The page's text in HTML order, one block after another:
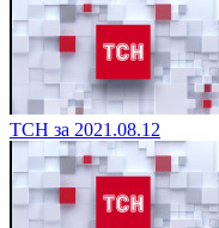
ТСН за 2021.08.12